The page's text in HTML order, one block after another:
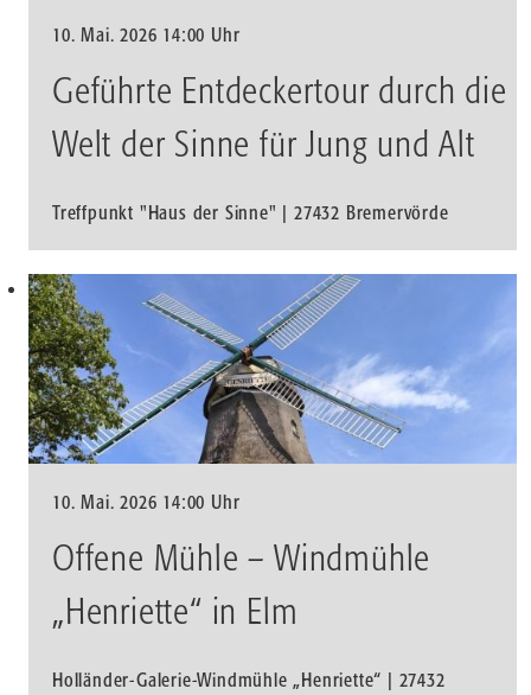
10. Mai. 2026 14:00 Uhr
Geführte Entdeckertour durch die
Welt der Sinne für Jung und Alt
Treffpunkt "Haus der Sinne" | 27432 Bremervörde
10. Mai. 2026 14:00 Uhr
Offene Mühle – Windmühle
„Henriette“ in Elm
Holländer-Galerie-Windmühle „Henriette“ | 27432